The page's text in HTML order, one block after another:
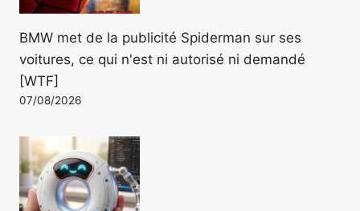
BMW met de la publicité Spiderman sur ses
voitures, ce qui n'est ni autorisé ni demandé
[WTF]
07/08/2026